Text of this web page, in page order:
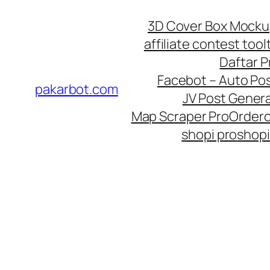
pakarbot.com
3D Cover Box
affiliate contest
Daftar
Facebot – Auto
JV Post
Map Scraper Pro
shopi pro